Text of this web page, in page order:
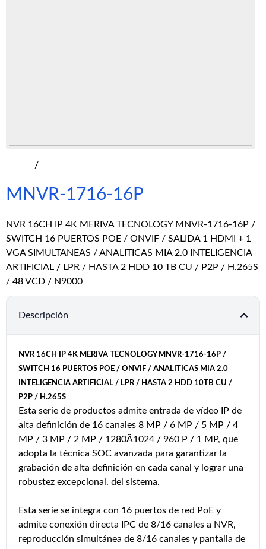
/
MNVR-1716-16P
NVR 16CH IP 4K MERIVA TECNOLOGY MNVR-1716-16P /
SWITCH 16 PUERTOS POE / ONVIF / SALIDA 1 HDMI + 1
VGA SIMULTANEAS / ANALITICAS MIA 2.0 INTELIGENCIA
ARTIFICIAL / LPR / HASTA 2 HDD 10 TB CU / P2P / H.265S
/ 48 VCD / N9000
Descripción
NVR 16CH IP 4K MERIVA TECNOLOGY MNVR-1716-16P /
SWITCH 16 PUERTOS POE / ONVIF / ANALITICAS MIA 2.0
INTELIGENCIA ARTIFICIAL / LPR / HASTA 2 HDD 10TB CU /
P2P / H.265S
Esta serie de productos admite entrada de vídeo IP de
alta definición de 16 canales 8 MP / 6 MP / 5 MP / 4
MP / 3 MP / 2 MP / 1280Ã1024 / 960 P / 1 MP, que
adopta la técnica SOC avanzada para garantizar la
grabación de alta definición en cada canal y lograr una
robustez excepcional. del sistema.
Esta serie se integra con 16 puertos de red PoE y
admite conexión directa IPC de 8/16 canales a NVR,
reproducción simultánea de 8/16 canales y pantalla de